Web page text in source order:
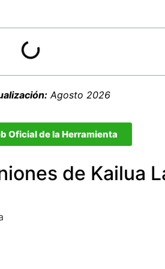
Agosto 2026
Oficial de la Herramienta
de Kailua